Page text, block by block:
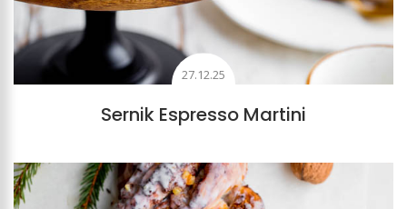
27.12.25
Sernik Espresso Martini